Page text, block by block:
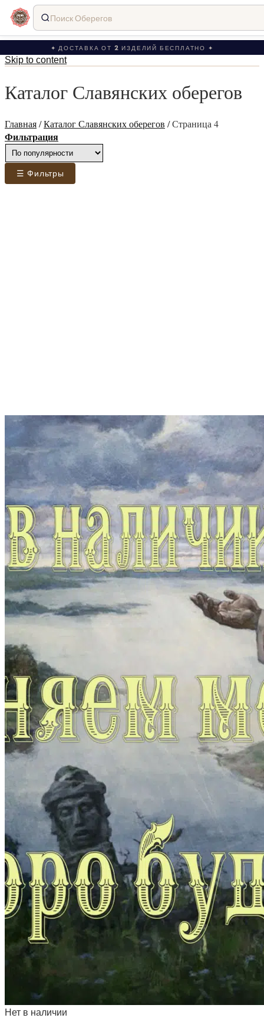
✦ ДОСТАВКА ОТ 2 ИЗДЕЛИЙ БЕСПЛАТНО ✦
Skip to content
Каталог Славянских оберегов
Главная/Каталог Славянских оберегов /Страница 4
Фильтрация
☰ Фильтры
Нет в наличии
Поиск Оберегов